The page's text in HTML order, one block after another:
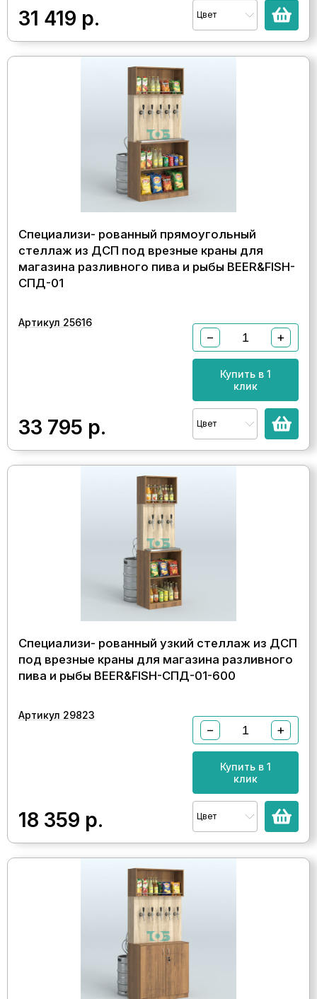
31 419 р. Цвет
Специализи- рованный прямоугольный
стеллаж из ДСП под врезные краны для
магазина разливного пива и рыбы BEER&FISH-
СПД-01
Артикул 25616
33 795 р.
− +
Купить в 1
клик
Цвет
Специализи- рованный узкий стеллаж из ДСП
под врезные краны для магазина разливного
пива и рыбы BEER&FISH-СПД-01-600
Артикул 29823
18 359 р.
− +
Купить в 1
клик
Цвет